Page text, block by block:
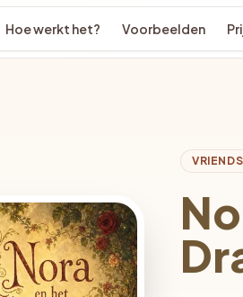
Hoe werkt het? Voorbeelden